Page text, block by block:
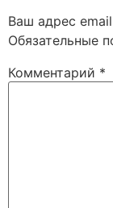
Ваш адрес
Обязательные
Комментарий *